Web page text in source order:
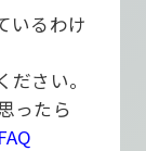
いるわけ
さい。
ったら
FAQ